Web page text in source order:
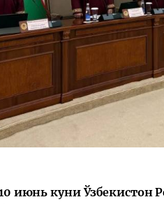
июнь куни Ўзбекистон